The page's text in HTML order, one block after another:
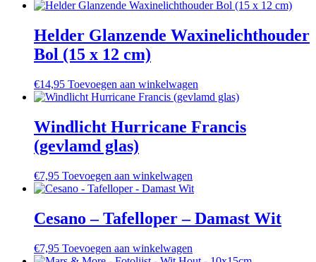
Helder Glanzende Waxinelichthouder
Bol (15 x 12 cm)
€14,95 Toevoegen aan winkelwagen
Windlicht Hurricane Francis
(gevlamd glas)
€7,95 Toevoegen aan winkelwagen
Cesano – Tafelloper – Damast Wit
€7,95 Toevoegen aan winkelwagen